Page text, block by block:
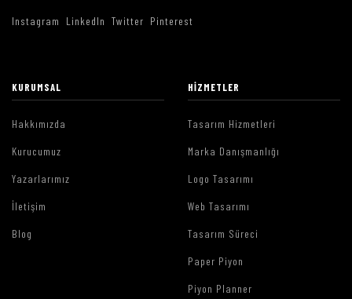
Instagram LinkedIn Twitter Pinterest
KURUMSAL
Hakkımızda
Kurucumuz
Yazarlarımız
İletişim
Blog
HIZMETLER
Tasarım Hizmetleri
Marka Danışmanlığı
Logo Tasarımı
Web Tasarımı
Tasarım Süreci
Paper Piyon
Piyon Planner